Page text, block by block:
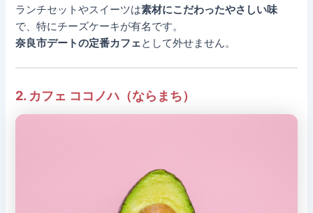
ランチセットやスイーツは素材にこだわったやさしい味
で、特にチーズケーキが有名です。
奈良市デートの定番カフェとして外せません。
2. カフェ ココノハ（ならまち）